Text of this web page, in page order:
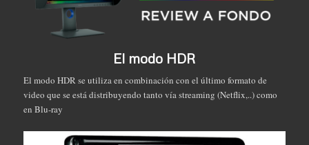
El modo HDR
El modo HDR se utiliza en combinación con el último formato de
video que se está distribuyendo tanto vía streaming (Netflix,..) como
en Blu-ray